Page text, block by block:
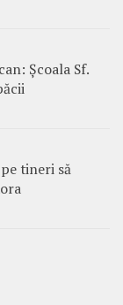
Școala Sf.
tineri să